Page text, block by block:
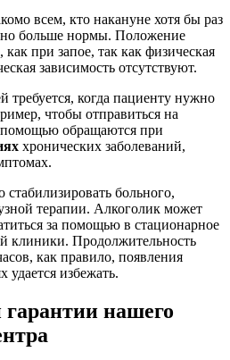
всем, кто накануне хотя бы раз
больше нормы. Положение
как при запое, так как физическая
зависимость отсутствуют.
требуется, когда пациенту нужно
чтобы отправиться на
обращаются при
хронических заболеваний,
стабилизировать больного,
терапии. Алкоголик может
за помощью в стационарное
клиники. Продолжительность
как правило, появления
избежать.
нашего